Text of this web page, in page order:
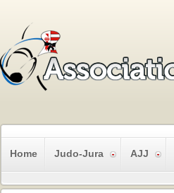
Home Judo-Jura AJJ